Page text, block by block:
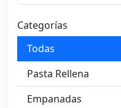
Categorías
Todas
Pasta Rellena
Empanadas